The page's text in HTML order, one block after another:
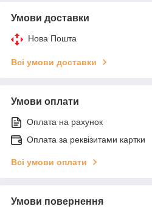
Умови доставки
Нова Пошта
Всі умови доставки
Умови оплати
Оплата на рахунок
Оплата за реквізитами картки
Всі умови оплати
Умови повернення